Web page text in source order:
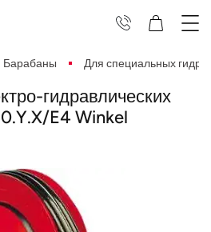
Барабаны Для специальных
гидравлических
E4 Winkel